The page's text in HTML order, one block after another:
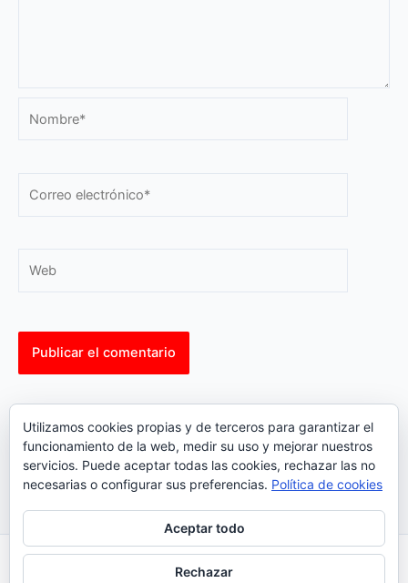
electrónico*
comment data is processed.
Política Cookies| Política Privacidad
Utilizamos cookies propias y de terceros para garantizar el
funcionamiento de la web, medir su uso y mejorar nuestros
servicios. Puede aceptar todas las cookies, rechazar las no
necesarias o configurar sus preferencias. Política de cookies
Aceptar todo
Rechazar